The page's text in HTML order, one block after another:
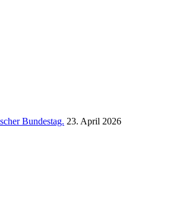
Bundestag. 23. April 2026